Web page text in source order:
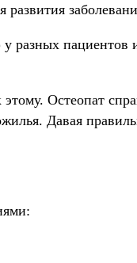
развития
разных
Остеопат
Давая